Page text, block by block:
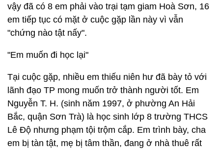
vậy đã có 8 em phải vào trại tạm giam Hoà Sơn, 16
em tiếp tục có mặt ở cuộc gặp lần này vì vẫn
"chứng nào tật nấy".
"Em muốn đi học lại"
Tại cuộc gặp, nhiều em thiếu niên hư đã bày tỏ với
lãnh đạo TP mong muốn trở thành người tốt. Em
Nguyễn T. H. (sinh năm 1997, ở phường An Hải
Bắc, quận Sơn Trà) là học sinh lớp 8 trường THCS
Lê Độ nhưng phạm tội trộm cắp. Em trình bày, cha
em bị tàn tật, mẹ bị tâm thần, đang ở nhà thuê rất